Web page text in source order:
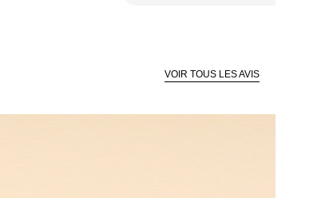
VOIR TOUS LES AVIS